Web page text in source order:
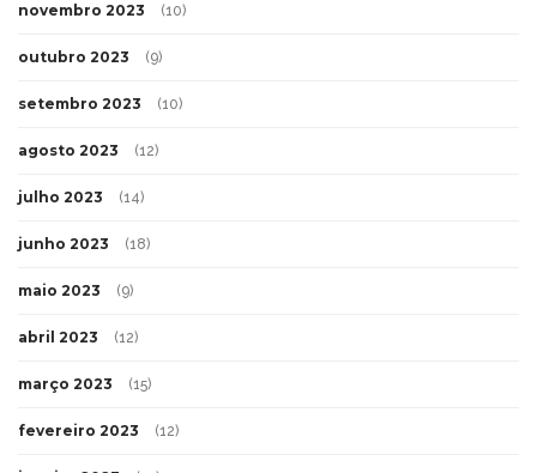
novembro 2023 (10)
outubro 2023 (9)
setembro 2023 (10)
agosto 2023 (12)
julho 2023 (14)
junho 2023 (18)
maio 2023 (9)
abril 2023 (12)
março 2023 (15)
fevereiro 2023 (12)